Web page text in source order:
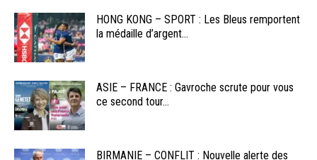
HONG KONG – SPORT : Les Bleus remportent
la médaille d’argent...
ASIE – FRANCE : Gavroche scrute pour vous
ce second tour...
BIRMANIE – CONFLIT : Nouvelle alerte des